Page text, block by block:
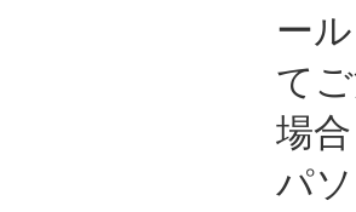
ー
て
場合
パ